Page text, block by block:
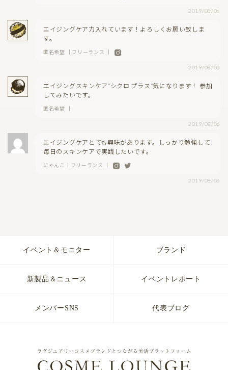
2019/08/06
エイジングケア力入れています！よろしくお願い致しま
す。
匿名希望 ｜フリーランス ｜
2019/08/06
エイジングスキンケア”シクロ プラス”気になります！ 参加
してみたいです。
匿名希望 ｜
2019/08/06
エイジングケアとても興味があります。しっかり勉強して
毎日のスキンケアで実践したいです。
にゃんこ｜フリーランス ｜
2019/08/06
イベント＆モニター ブランド
新製品＆ニュース イベントレポート
メンバーSNS 代表ブログ